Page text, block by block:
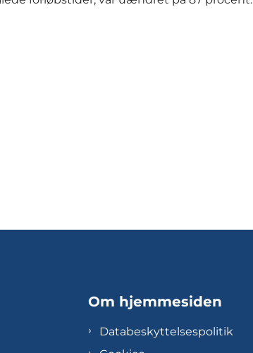
Om hjemmesiden
Databeskyttelsespolitik